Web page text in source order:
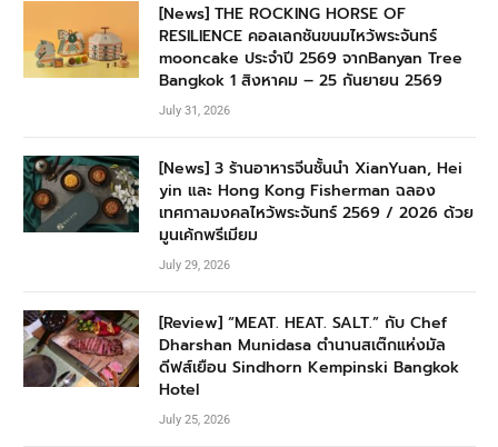
[News] THE ROCKING HORSE OF
RESILIENCE คอลเลกชันขนมไหว้พระจันทร์
mooncake ประจำปี 2569 จากBanyan Tree
Bangkok 1 สิงหาคม – 25 กันยายน 2569
July 31, 2026
[News] 3 ร้านอาหารจีนชั้นนำ XianYuan, Hei
yin และ Hong Kong Fisherman ฉลอง
เทศกาลมงคลไหว้พระจันทร์ 2569 / 2026 ด้วย
มูนเค้กพรีเมียม
July 29, 2026
[Review] “MEAT. HEAT. SALT.” กับ Chef
Dharshan Munidasa ตำนานสเต๊กแห่งมัล
ดีฟส์เยือน Sindhorn Kempinski Bangkok
Hotel
July 25, 2026